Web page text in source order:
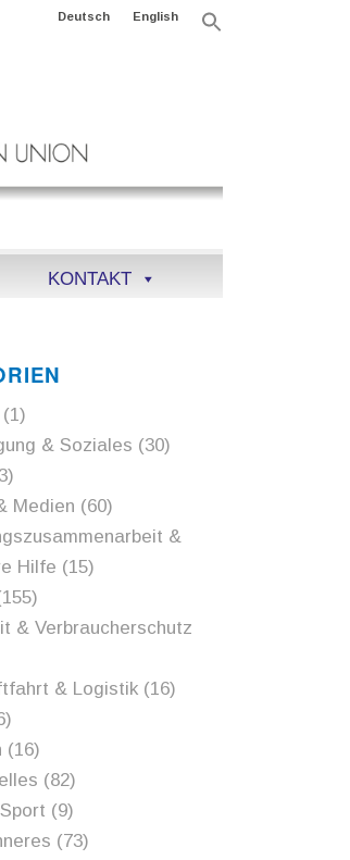
Deutsch English
KONTAKT
(1)
& Soziales (30)
Medien (60)
&
Hilfe (15)
& Verbraucherschutz
& Logistik(16)
(16)
(82)
(9)
(73)